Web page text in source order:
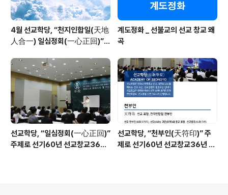
4월 선교학당, “천지인합일(天地
人合一) 일심정회(一心正回)”
계도정화 _ 선불교의 선교 창교 왜
곡
선교학당, “일심정회(一心正回)”
주제로 선기60년 선교창교36년
선교학당, “천부인(天符印)” 주
제로 선기60년 선교창교36년 2